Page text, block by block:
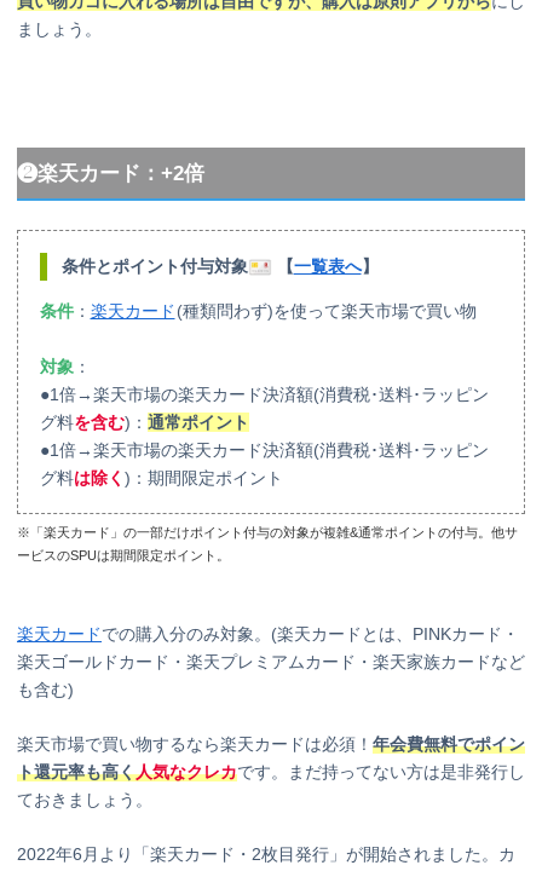
ましょう。
❷楽天カード：+2倍
条件とポイント付与対象 【一覧表へ】
条件： 楽天カード (種類問わず)を使って楽天市場で買い物
対象 ：
●1倍→楽天市場の楽天カード決済額(消費税･送料･ラッピン
グ料を含む)： 通常ポイント
●1倍→楽天市場の楽天カード決済額(消費税･送料･ラッピン
グ料は除く )：期間限定ポイント
※「楽天カード」の一部だけポイント付与の対象が複雑&通常ポイントの付与。他サ
ービスのSPUは期間限定ポイント。
楽天カードでの購入分のみ対象。(楽天カードとは、PINKカード・
楽天ゴールドカード・楽天プレミアムカード・楽天家族カードなど
も含む)
楽天市場で買い物するなら楽天カードは必須！ 年会費無料でポイン
ト還元率も高く人気なクレカです。まだ持ってない方は是非発行し
ておきましょう。
2022年6月より「楽天カード・2枚目発行」が開始されました。カ